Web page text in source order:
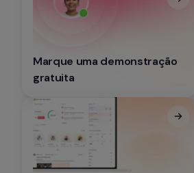
Marque uma demonstração
gratuita